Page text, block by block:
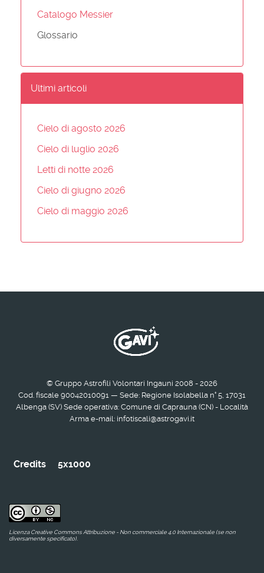
Catalogo Messier
Glossario
Ultimi articoli
Cielo di agosto 2026
Cielo di luglio 2026
Letti di notte 2026
Cielo di giugno 2026
Cielo di maggio 2026
© Gruppo Astrofili Volontari Ingauni 2008 - 2026
Cod. fiscale 90042010091 — Sede: Regione Isolabella n° 5, 17031
Albenga (SV) Sede operativa: Comune di Caprauna (CN) - Località
Arma e-mail: infotiscali@astrogavi.it
Credits 5x1000
Licenza Creative Commons Attribuzione - Non commerciale 4.0 Internazionale (se non
diversamente specificato).